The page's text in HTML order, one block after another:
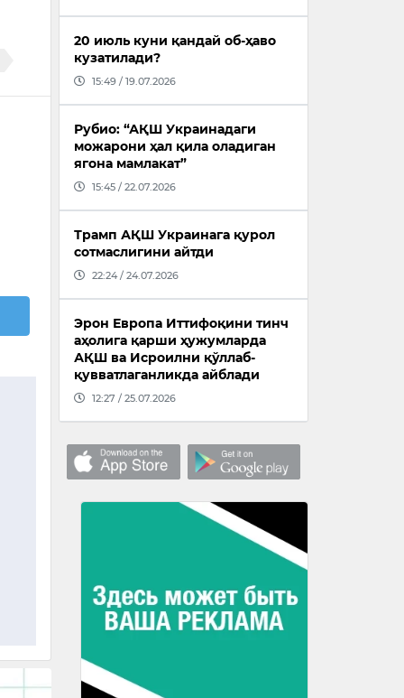
20 июль куни қандай об-ҳаво
кузатилади?
15:49 / 19.07.2026
Рубио: “АҚШ Украинадаги
можарони ҳал қила оладиган
ягона мамлакат”
15:45 / 22.07.2026
Трамп АҚШ Украинага қурол
сотмаслигини айтди
22:24 / 24.07.2026
Эрон Европа Иттифоқини тинч
аҳолига қарши ҳужумларда
АҚШ ва Исроилни қўллаб-
қувватлаганликда айблади
12:27 / 25.07.2026